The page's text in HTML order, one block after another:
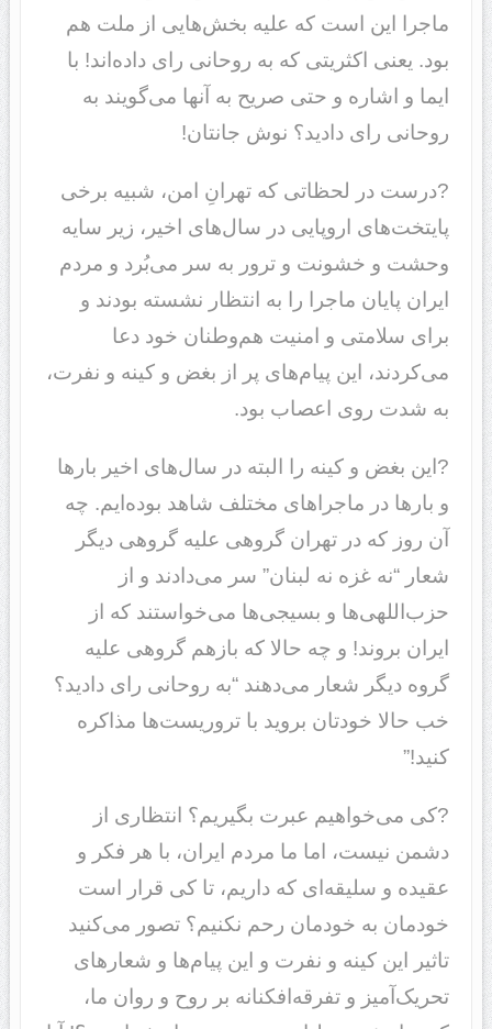
ماجرا این است که علیه بخش‌هایی از ملت هم
بود. یعنی اکثریتی که به روحانی رای داده‌اند! با
ایما و اشاره و حتی صریح به آنها می‌گویند به
روحانی رای دادید؟ نوش جانتان!
?درست در لحظاتی که تهرانِ امن، شبیه برخی
پایتخت‌های اروپایی در سال‌های اخیر، زیر سایه
وحشت و خشونت و ترور به سر می‌بُرد و مردم
ایران پایان ماجرا را به انتظار نشسته بودند و
برای سلامتی و امنیت هم‌وطنان خود دعا
می‌کردند، این پیام‌های پر از بغض و کینه و نفرت،
به شدت روی اعصاب بود.
?این بغض و کینه را البته در سال‌های اخیر بارها
و بارها در ماجراهای مختلف شاهد بوده‌ایم. چه
آن روز که در تهران گروهی علیه گروهی دیگر
شعار “نه غزه نه لبنان” سر می‌دادند و از
حزب‌اللهی‌ها و بسیجی‌ها می‌خواستند که از
ایران بروند! و چه حالا که بازهم گروهی علیه
گروه دیگر شعار می‌دهند “به روحانی رای دادید؟
خب حالا خودتان بروید با تروریست‌ها مذاکره
کنید!”
?کی می‌خواهیم عبرت بگیریم؟ انتظاری از
دشمن نیست، اما ما مردم ایران، با هر فکر و
عقیده و سلیقه‌ای که داریم، تا کی قرار است
خودمان به خودمان رحم نکنیم؟ تصور می‌کنید
تاثیر این کینه و نفرت و این پیام‌ها و شعارهای
تحریک‌آمیز و تفرقه‌افکنانه بر روح و روان ما،